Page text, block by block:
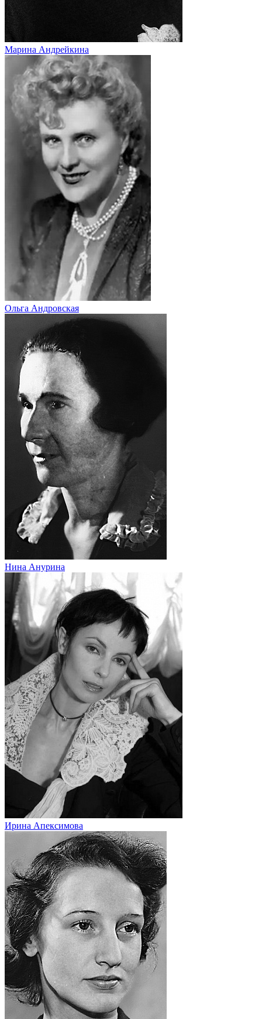
Марина Андрейкина
Ольга Андровская
Нина Анурина
Ирина Апексимова